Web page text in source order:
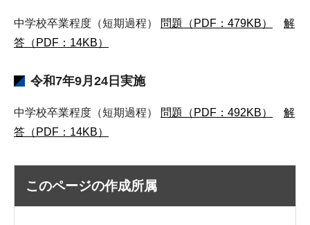
中学校卒業程度（短期過程） 問題（PDF：479KB）
解
答（PDF：14KB）
令和7年9月24日実施
中学校卒業程度（短期過程） 問題（PDF：492KB）
解
答（PDF：14KB）
このページの作成所属